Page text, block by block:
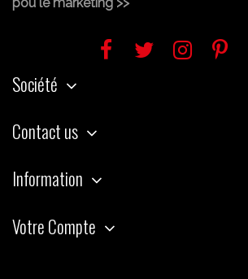
Société
Contact us
Information
Votre Compte